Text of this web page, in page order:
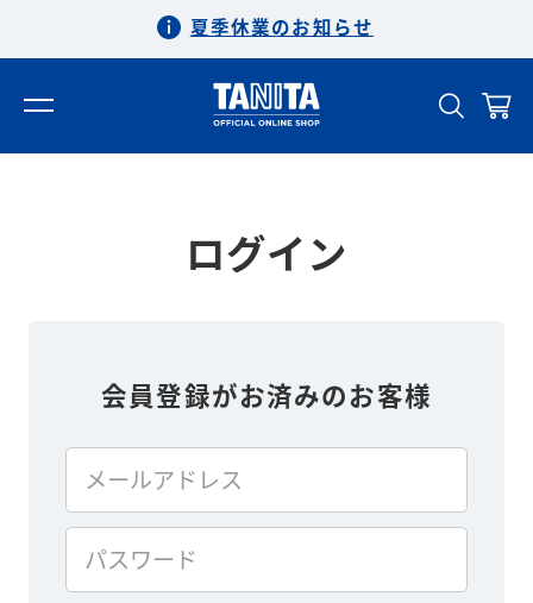
夏季休業のお知らせ
ログイン
会員登録がお済みのお客様